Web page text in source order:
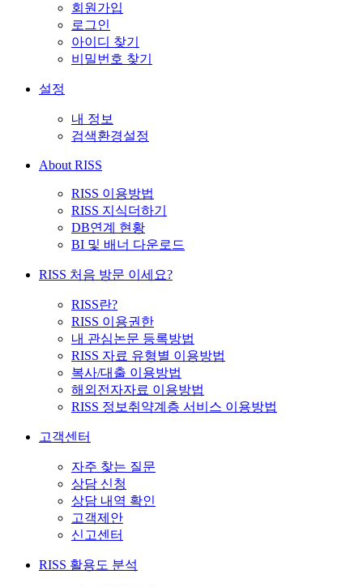
회원가입
로그인
아이디 찾기
비밀번호 찾기
설정
내 정보
검색환경설정
About RISS
RISS 이용방법
RISS 지식더하기
DB연계 현황
BI 및 배너 다운로드
RISS 처음 방문 이세요?
RISS란?
RISS 이용권한
내 관심논문 등록방법
RISS 자료 유형별 이용방법
복사/대출 이용방법
해외전자자료 이용방법
RISS 정보취약계층 서비스 이용방법
고객센터
자주 찾는 질문
상담 신청
상담 내역 확인
고객제안
신고센터
RISS 활용도 분석